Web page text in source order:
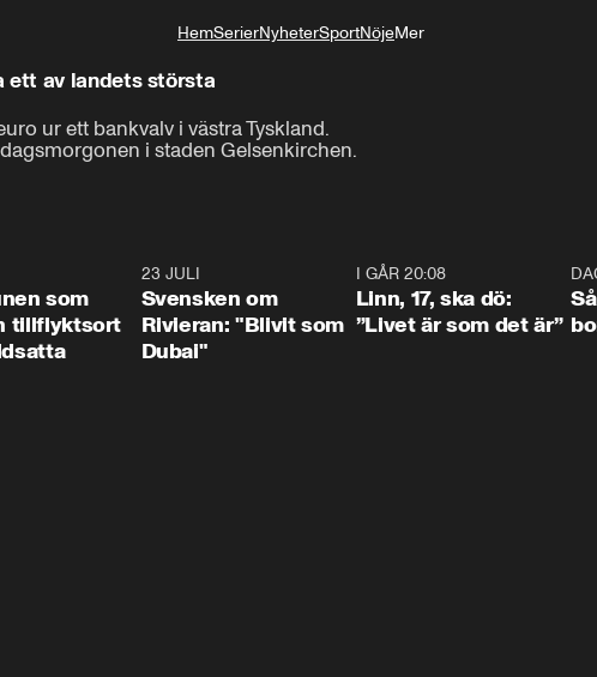
HemSerierNyheterSportNöjeMer
ett av landets största
ur ett bankvalv i västra Tyskland.
i staden Gelsenkirchen.
som
tillflyktsort
23 JULI
Svensken om
Rivieran: "Blivit som
Dubai"
I GÅR 20:08
Linn, 17, ska dö:
”Livet är som det är”